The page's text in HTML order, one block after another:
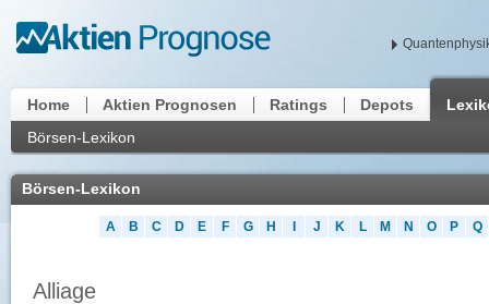
Home Aktien Prognosen Ratings Depots
Börsen-Lexikon
Börsen-Lexikon
A B C D E F G H J K L M N O P Q
Alliage